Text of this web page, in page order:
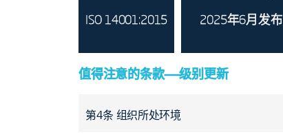
ISO 14001:2015
2025年6月发布
值得注意的条款——级别更新
第4条 组织所处环境